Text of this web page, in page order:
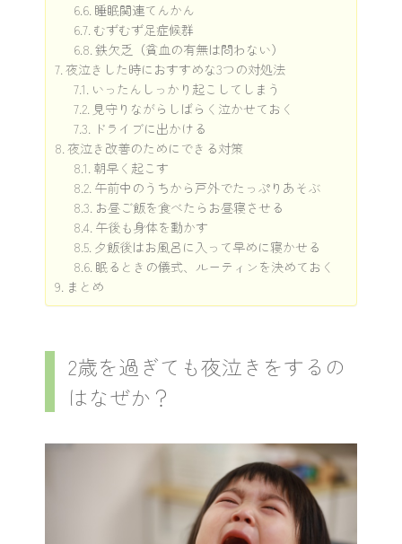
睡眠関連てんかん
むずむず足症候群
鉄欠乏（貧血の有無は問わない）
夜泣きした時におすすめな3つの対処法
いったんしっかり起こしてしまう
見守りながらしばらく泣かせておく
ドライブに出かける
夜泣き改善のためにできる対策
朝早く起こす
午前中のうちから戸外でたっぷりあそぶ
お昼ご飯を食べたらお昼寝させる
午後も身体を動かす
夕飯後はお風呂に入って早めに寝かせる
眠るときの儀式、ルーティンを決めておく
まとめ
2歳を過ぎても夜泣きをするの
はなぜか？